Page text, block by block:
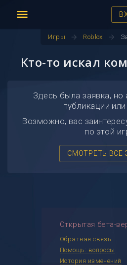
menu
Игры arrow_forward Roblox arrow_forward
Кто-то искал
Здесь была заявка, но
публикации
Возможно, вас
по этой
СМОТРЕТЬ ВСЕ
Открытая бета-
Обратная связь
Помощь: вопросы
История изменений